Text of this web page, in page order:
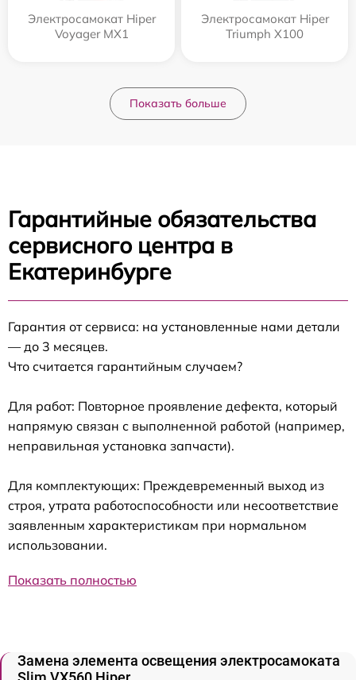
Электросамокат Hiper
Voyager MX1
Электросамокат Hiper
Triumph X100
Показать больше
Гарантийные обязательства
сервисного центра в
Екатеринбурге
Гарантия от сервиса: на установленные нами детали
— до 3 месяцев.
Что считается гарантийным случаем?
Для работ: Повторное проявление дефекта, который
напрямую связан с выполненной работой (например,
неправильная установка запчасти).
Для комплектующих: Преждевременный выход из
строя, утрата работоспособности или несоответствие
заявленным характеристикам при нормальном
использовании.
Показать полностью
Замена элемента освещения электросамоката